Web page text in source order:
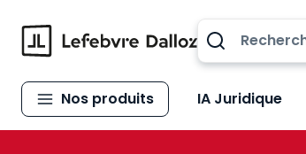
Nos produits IA Juridique